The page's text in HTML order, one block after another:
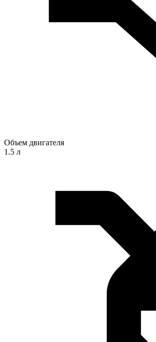
Объем двигателя
1.5 л